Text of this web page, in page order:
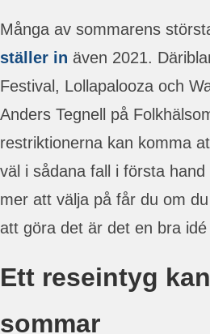
Många av sommarens
ställer in även 2021.
Festival, Lollapalooza och
Anders Tegnell på
restriktionerna kan komma
väl i sådana fall i första
mer att välja på får du om
att göra det är det en bra
Ett reseintyg
sommar